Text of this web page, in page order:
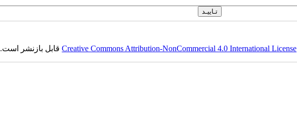
Creative Commons Attribution-NonCommercial 4.0 International Licenseقابل بازنشر است.